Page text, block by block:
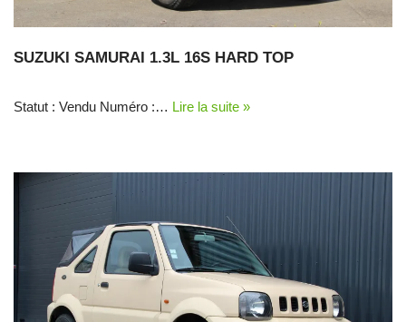
SUZUKI SAMURAI 1.3L 16S HARD TOP
Statut : Vendu Numéro :… Lire la suite »